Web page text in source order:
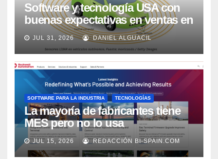
Software y tecnología USA con
buenas expectativas en ventas en
los próximos 2 años, según
Market Watch
JUL 31, 2026 DANIEL ALGUACIL
SOFTWARE PARA LA INDUSTRIA TECNOLOGÍAS
La mayoría de fabricantes tiene
MES pero no lo usa
adecuadamente, según Rockwell
Automation
JUL 15, 2026 REDACCIÓN BI-SPAIN.COM